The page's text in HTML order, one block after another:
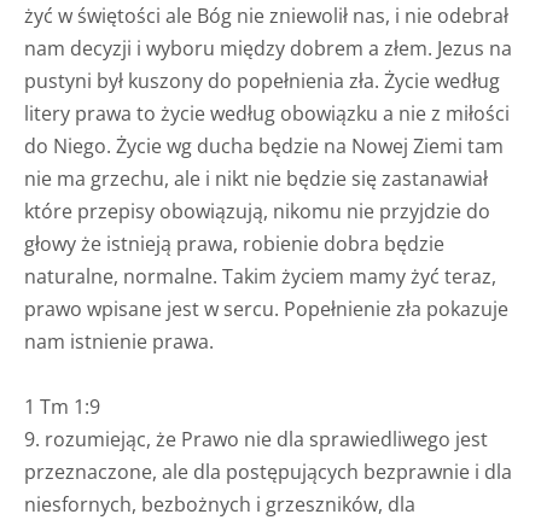
żyć w świętości ale Bóg nie zniewolił nas, i nie odebrał
nam decyzji i wyboru między dobrem a złem. Jezus na
pustyni był kuszony do popełnienia zła. Życie według
litery prawa to życie według obowiązku a nie z miłości
do Niego. Życie wg ducha będzie na Nowej Ziemi tam
nie ma grzechu, ale i nikt nie będzie się zastanawiał
które przepisy obowiązują, nikomu nie przyjdzie do
głowy że istnieją prawa, robienie dobra będzie
naturalne, normalne. Takim życiem mamy żyć teraz,
prawo wpisane jest w sercu. Popełnienie zła pokazuje
nam istnienie prawa.
1 Tm 1:9
9. rozumiejąc, że Prawo nie dla sprawiedliwego jest
przeznaczone, ale dla postępujących bezprawnie i dla
niesfornych, bezbożnych i grzeszników, dla